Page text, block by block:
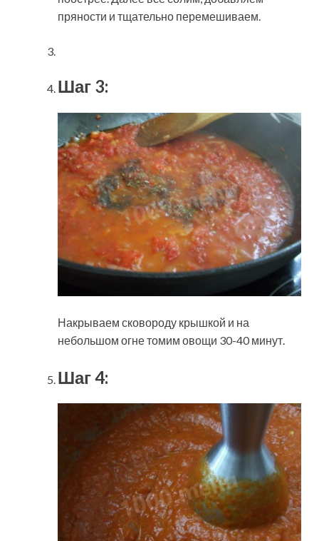
пряности и тщательно перемешиваем.
Шаг 3:
Накрываем сковороду крышкой и на
небольшом огне томим овощи 30-40 минут.
Шаг 4: